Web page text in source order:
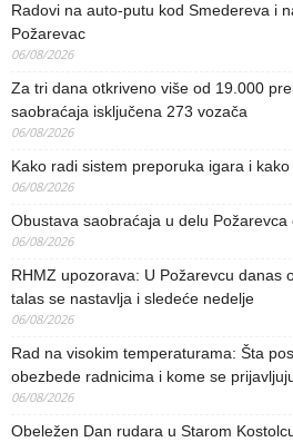
Radovi na auto-putu kod Smedereva i
Požarevac
06/08/2026
Za tri dana otkriveno više od 19.000
saobraćaja isključena 273 vozača
06/08/2026
Kako radi sistem preporuka igara i
06/08/2026
Obustava saobraćaja u delu
06/08/2026
RHMZ upozorava: U Požarevcu danas
talas se nastavlja i sledeće nedelje
06/08/2026
Rad na visokim temperaturama: Šta
obezbede radnicima i kome se
06/08/2026
Obeležen Dan rudara u Starom